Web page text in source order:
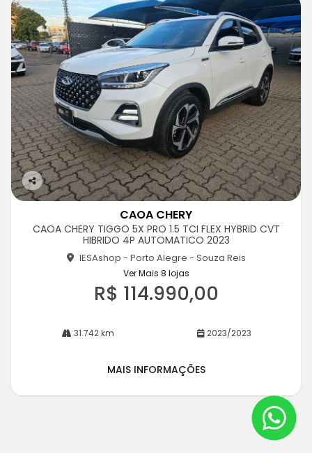
Co
rtil
CAOA CHERY
CAOA CHERY TIGGO 5X PRO 1.5 TCI FLEX HYBRID CVT
HIBRIDO 4P AUTOMATICO 2023
IESAshop - Porto Alegre - Souza Reis
Ver Mais 8 lojas
R$ 114.990,00
31.742 km 2023/2023
MAIS INFORMAÇÕES